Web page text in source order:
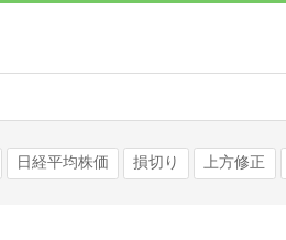
日経平均株価 損切り 上方修正